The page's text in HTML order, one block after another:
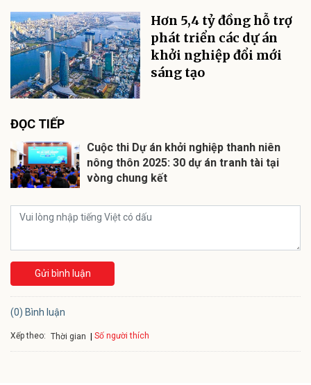
Hơn 5,4 tỷ đồng hỗ trợ
phát triển các dự án
khởi nghiệp đổi mới
sáng tạo
ĐỌC TIẾP
Cuộc thi Dự án khởi nghiệp thanh niên
nông thôn 2025: 30 dự án tranh tài tại
vòng chung kết
Gửi bình luận
(0) Bình luận
Xếp theo: Thời gian Số người thích